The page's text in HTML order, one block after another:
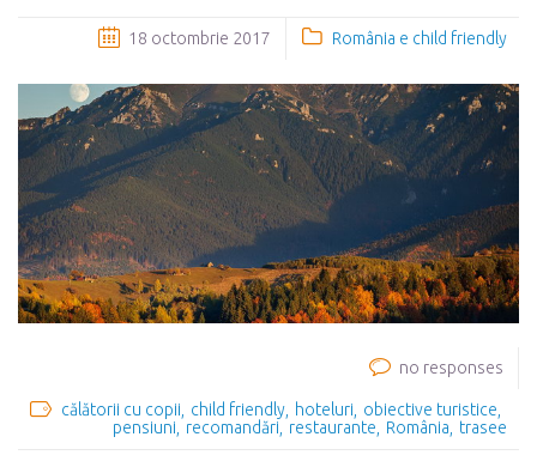
18 octombrie 2017 România e child friendly
no responses
călătorii cu copii child friendly hoteluri
obiective turistice
pensiuni
recomandări restaurante România trasee